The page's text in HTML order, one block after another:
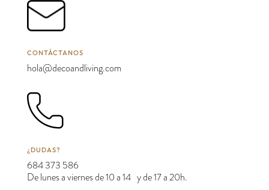
CONTÁCTANOS
hola@decoandliving.com
¿DUDAS?
684 373 586
De lunes a viernes de 10 a 14 y de 17 a 20h.